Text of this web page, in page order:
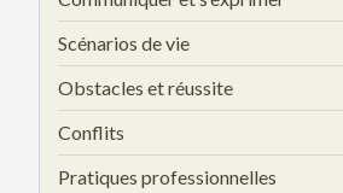
Scénarios de vie
Obstacles et réussite
Conflits
Pratiques professionnelles